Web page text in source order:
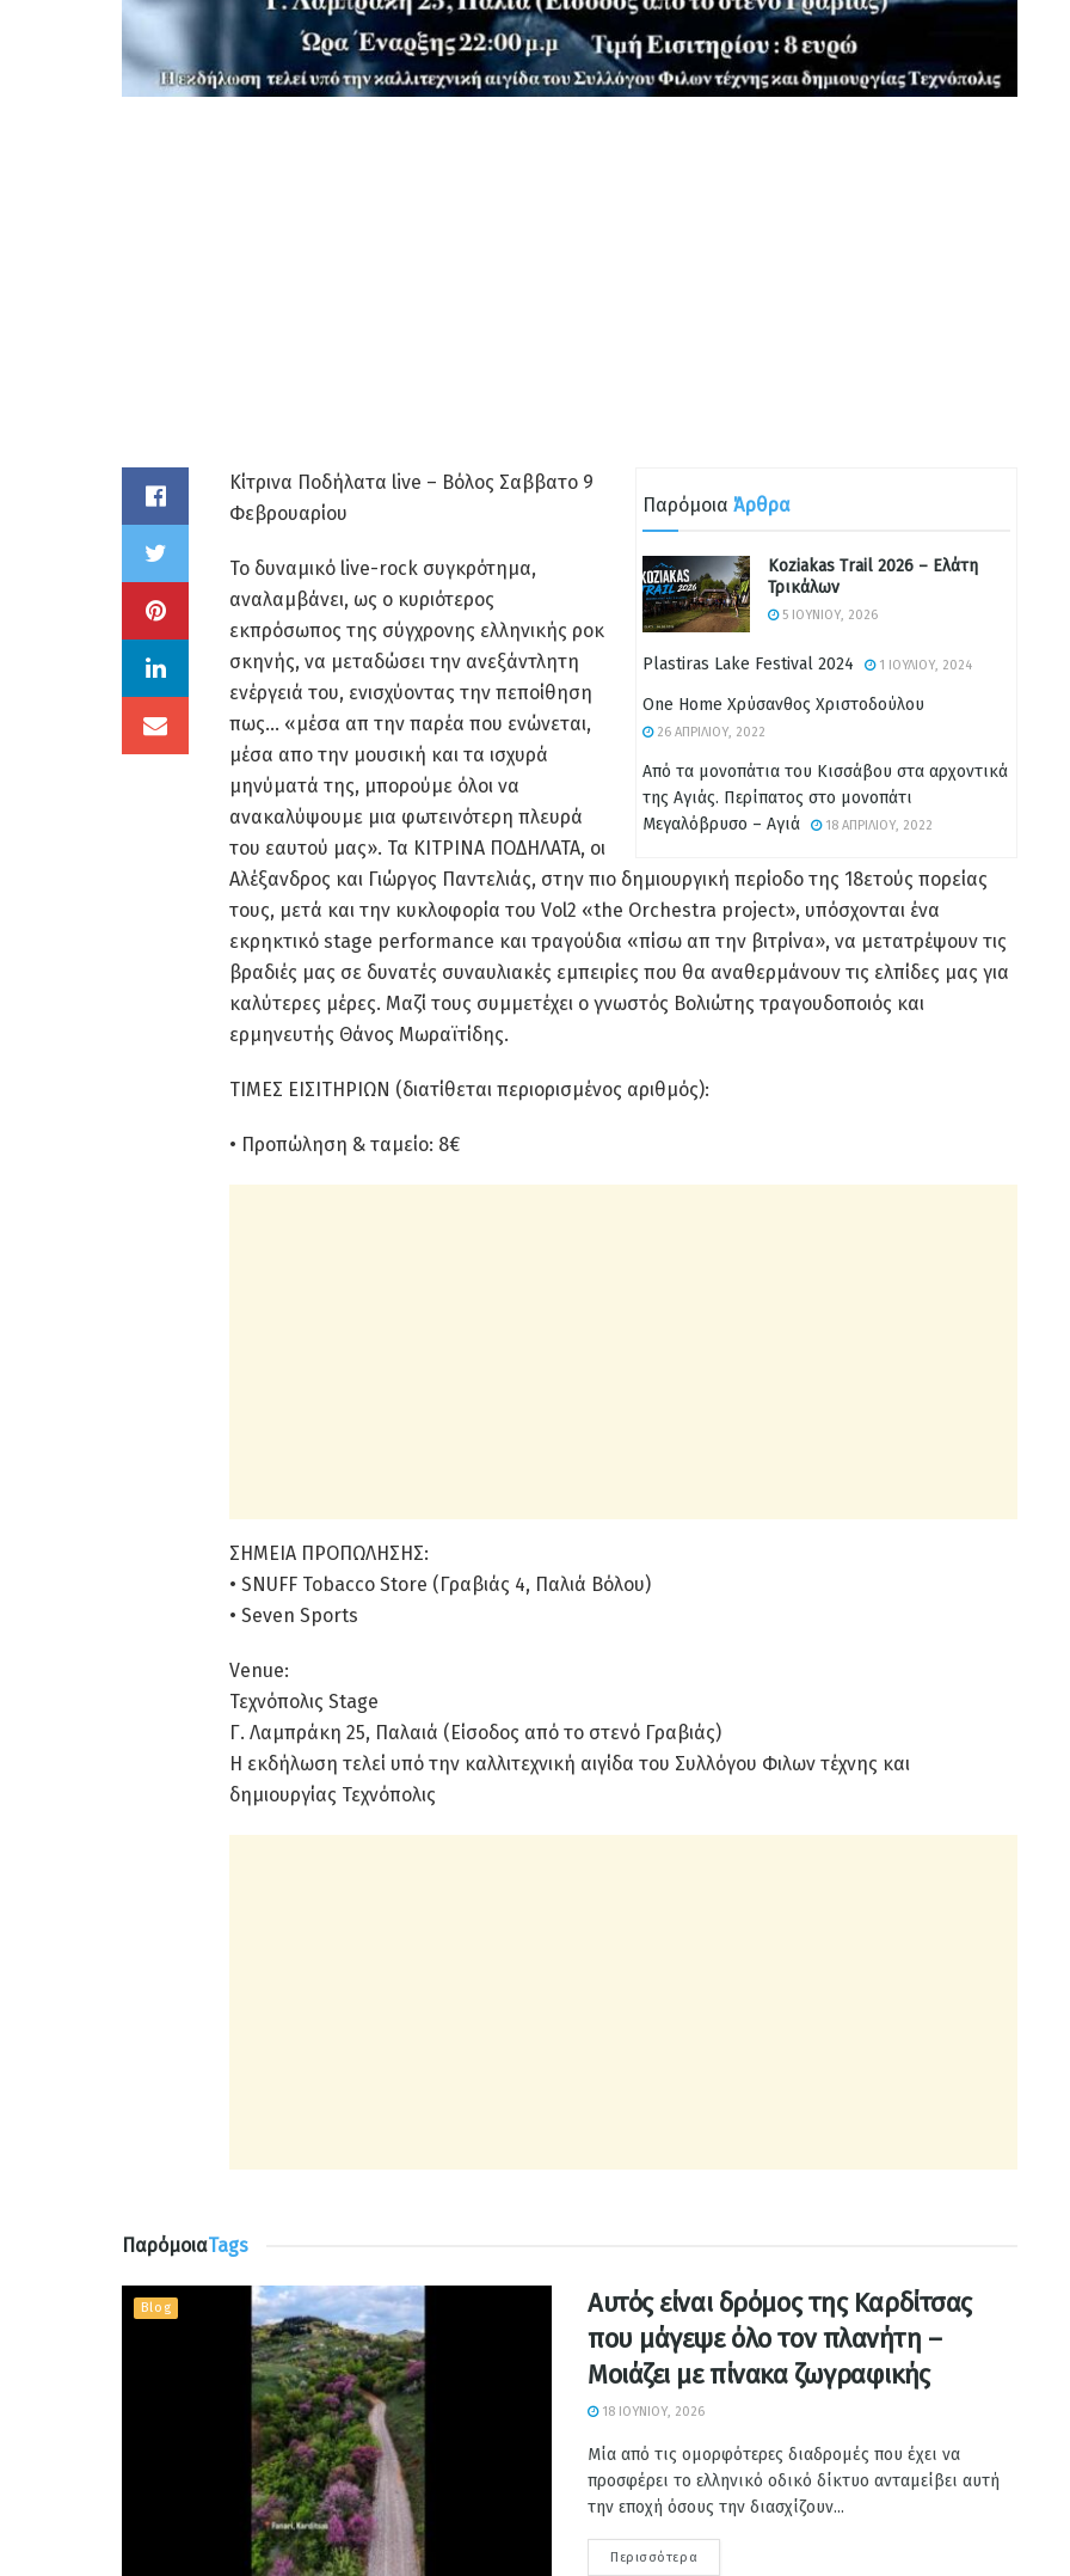
Παρόμοια Άρθρα
Koziakas Trail 2026 – Ελάτη
Τρικάλων
5 ΙΟΥΝΊΟΥ, 2026
Plastiras Lake Festival 2024 1 ΙΟΥΛΊΟΥ, 2024
One Home Χρύσανθος Χριστοδούλου
26 ΑΠΡΙΛΊΟΥ, 2022
Από τα μονοπάτια του Κισσάβου στα αρχοντικά
της Αγιάς. Περίπατος στο μονοπάτι
Μεγαλόβρυσο – Αγιά
18 ΑΠΡΙΛΊΟΥ, 2022
Κίτρινα Ποδήλατα live – Βόλος Σαββατο 9
Φεβρουαρίου
Το δυναμικό live-rock συγκρότημα,
αναλαμβάνει, ως ο κυριότερος
εκπρόσωπος της σύγχρονης ελληνικής ροκ
σκηνής, να μεταδώσει την ανεξάντλητη
ενέργειά του, ενισχύοντας την πεποίθηση
πως… «μέσα απ την παρέα που ενώνεται,
μέσα απο την μουσική και τα ισχυρά
μηνύματά της, μπορούμε όλοι να
ανακαλύψουμε μια φωτεινότερη πλευρά
του εαυτού μας». Τα ΚΙΤΡΙΝΑ ΠΟΔΗΛΑΤΑ, οι
Αλέξανδρος και Γιώργος Παντελιάς, στην πιο δημιουργική περίοδο της 18ετούς πορείας
τους, μετά και την κυκλοφορία του Vol2 «the Orchestra project», υπόσχονται ένα
εκρηκτικό stage performance και τραγούδια «πίσω απ την βιτρίνα», να μετατρέψουν τις
βραδιές μας σε δυνατές συναυλιακές εμπειρίες που θα αναθερμάνουν τις ελπίδες μας για
καλύτερες μέρες. Μαζί τους συμμετέχει ο γνωστός Βολιώτης τραγουδοποιός και
ερμηνευτής Θάνος Μωραϊτίδης.
ΤΙΜΕΣ ΕΙΣΙΤΗΡΙΩΝ (διατίθεται περιορισμένος αριθμός):
• Προπώληση & ταμείο: 8€
ΣΗΜΕΙΑ ΠΡΟΠΩΛΗΣΗΣ:
• SNUFF Tobacco Store (Γραβιάς 4, Παλιά Βόλου)
• Seven Sports
Venue:
Τεχνόπολις Stage
Γ. Λαμπράκη 25, Παλαιά (Είσοδος από το στενό Γραβιάς)
Η εκδήλωση τελεί υπό την καλλιτεχνική αιγίδα του Συλλόγου Φιλων τέχνης και
δημιουργίας Τεχνόπολις
ΠαρόμοιαTags
Blog
Αυτός είναι δρόμος της Καρδίτσας
που μάγεψε όλο τον πλανήτη –
Μοιάζει με πίνακα ζωγραφικής
18 ΙΟΥΝΊΟΥ, 2026
Μία από τις ομορφότερες διαδρομές που έχει να
προσφέρει το ελληνικό οδικό δίκτυο ανταμείβει αυτή
την εποχή όσους την διασχίζουν...
Περισσότερα